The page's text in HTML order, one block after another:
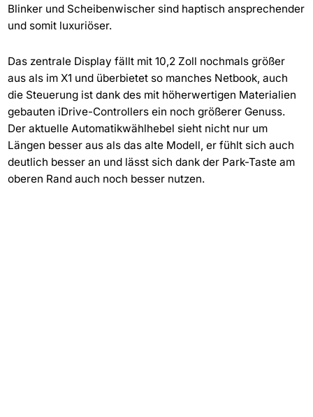
Blinker und Scheibenwischer sind haptisch ansprechender
und somit luxuriöser.
Das zentrale Display fällt mit 10,2 Zoll nochmals größer
aus als im X1 und überbietet so manches Netbook, auch
die Steuerung ist dank des mit höherwertigen Materialien
gebauten iDrive-Controllers ein noch größerer Genuss.
Der aktuelle Automatikwählhebel sieht nicht nur um
Längen besser aus als das alte Modell, er fühlt sich auch
deutlich besser an und lässt sich dank der Park-Taste am
oberen Rand auch noch besser nutzen.